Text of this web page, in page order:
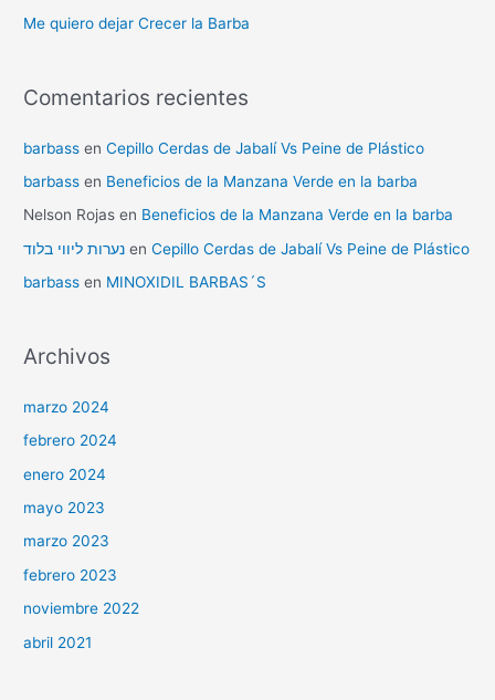
Me quiero dejar Crecer la Barba
Comentarios recientes
barbass enCepillo Cerdas de Jabalí Vs Peine de Plástico
barbass en Beneficios de la Manzana Verde en la barba
Nelson Rojas en Beneficios de la Manzana Verde en la barba
נערות ליווי בלוד enCepillo Cerdas de Jabalí Vs Peine de Plástico
barbass en MINOXIDIL BARBAS´S
Archivos
marzo 2024
febrero 2024
enero 2024
mayo 2023
marzo 2023
febrero 2023
noviembre 2022
abril 2021